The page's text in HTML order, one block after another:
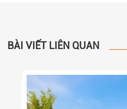
BÀI VIẾT LIÊN QUAN